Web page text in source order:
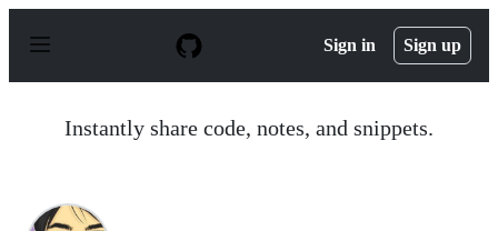
p
Sign in Sign up
Instantly share code, notes, and snippets.